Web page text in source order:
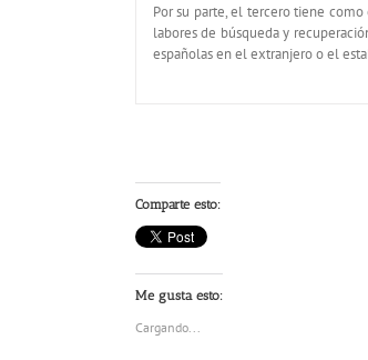
Por su parte, el tercero tiene
labores de búsqueda y
españolas en el extranjero o el
Comparte esto:
Me gusta esto:
Cargando...